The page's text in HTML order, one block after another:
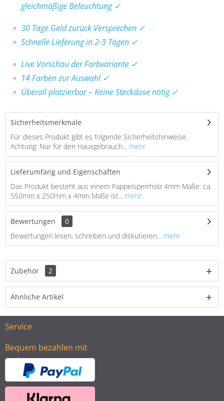
gleichmäßige Beleuchtung ✓
30 Tage Geld zurück Versprechen ✓
Schnelle Lieferung in 2-3 Tagen ✓
Live Vorschau der Farbvariante ✓
14 Farben zur Auswahl ✓
Überall platzierbar – Keine Steckdose nötig ✓
Sicherheitsmerkmale
Für dieses Produkt gibt es folgende Sicherheitshinweise
Achtung: Nur für den Hausgebrauch... mehr
Lieferumfang und Eigenschaften
Das Produkt besteht aus einem Pappelsperrholz 4mm Maße: ca.
550mm x 250mm x 4mm Maße ist... mehr
Bewertungen
0
Bewertungen lesen, schreiben und diskutieren... mehr
Zubehör 2
Ähnliche Artikel
Service
Bequem bezahlen mit